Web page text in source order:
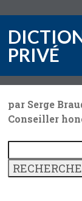
PRIVÉ
par Serge
Conseiller